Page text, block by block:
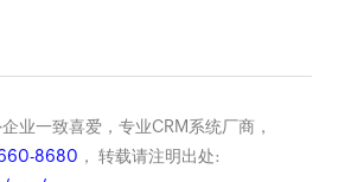
业一致喜爱，专业CRM系统厂商，
8680 ， 转载请注明出处: